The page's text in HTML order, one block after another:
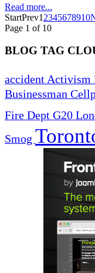
Read more...
StartPrev1 2345678910
Page 1 of 10
BLOG TAG
accident Activism
Businessman
Fire Dept G20
Smog